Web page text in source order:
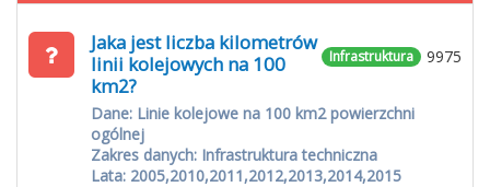
9975
Infrastruktura
Jaka jest liczba kilometrów
linii kolejowych na 100
km2?
Dane: Linie kolejowe na 100 km2 powierzchni
ogólnej
Zakres danych: Infrastruktura techniczna
Lata: 2005,2010,2011,2012,2013,2014,2015